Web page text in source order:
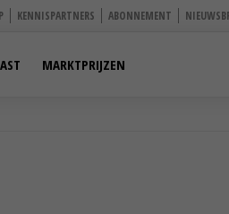
KENNISPARTNERS ABONNEMENT
MARKTPRIJZEN